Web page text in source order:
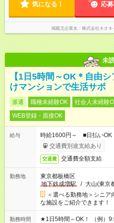
気になる！ 応
掲載元企業名 株式会社ネオキ
未
【1日5時間～OK＊自由
けマンションで生活サポ
派遣 職種未経験OK 社会人未経験
WEB登録・面接OK
給与
時給1600円～ ■日払いOK
交通費別途支給あり
交通費 交通費全額支給
勤務地
東京都板橋区
地下鉄成増駅
/ 大山(東京
＜選べる勤務地＞シニ
な施設をご紹介できます！
勤務時間
★1日5時間～OK！ （例）